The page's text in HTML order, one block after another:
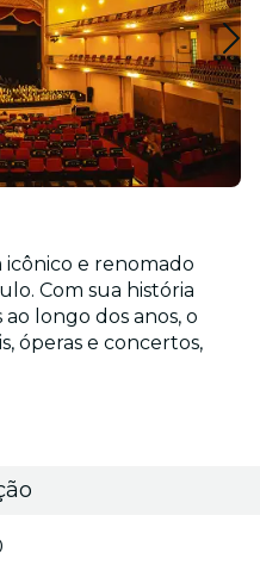
e renomado
Com sua história
longo dos anos, o
óperas e concertos,